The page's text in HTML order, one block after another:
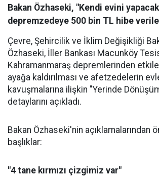
Bakan Özhaseki, "Kendi evini yapacak
depremzedeye 500 bin TL hibe
Çevre, Şehircilik ve İklim Değişikliği
Özhaseki, İller Bankası Macunköy
Kahramanmaraş depremlerinden
ayağa kaldırılması ve afetzedelerin
kavuşmalarına ilişkin "Yerinde
detaylarını açıkladı.
Bakan Özhaseki'nin açıklamalarından
başlıklar:
"4 tane kırmızı çizgimiz var"